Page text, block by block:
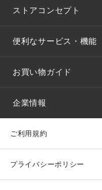
ストアコンセプト
便利なサービス・機能
お買い物ガイド
企業情報
ご利用規約
プライバシーポリシー